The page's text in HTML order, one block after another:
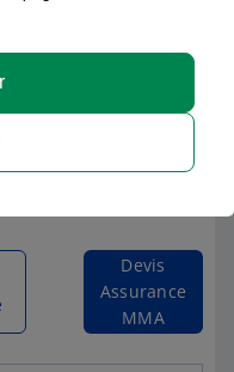
BELTRAME
Devis
Assurance
MMA